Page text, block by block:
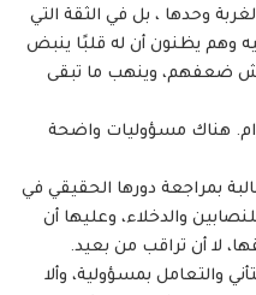
وحدها ، بل في الثقة التي
وهم يظنون أن له قلبًا ينبض
ضعفهم، وينهب ما تبقى
هناك مسؤوليات واضحة
بمراجعة دورها الحقيقي في
والدخلاء، وعليها أن
لا أن تراقب من بعيد.
والتعامل بمسؤولية، وألا